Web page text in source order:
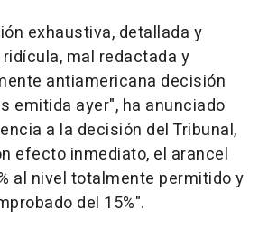
exhaustiva, detallada y
mal redactada y
antiamericana decisión
emitida ayer", ha anunciado
a la decisión del Tribunal,
efecto inmediato, el arancel
al nivel totalmente permitido y
del 15%".